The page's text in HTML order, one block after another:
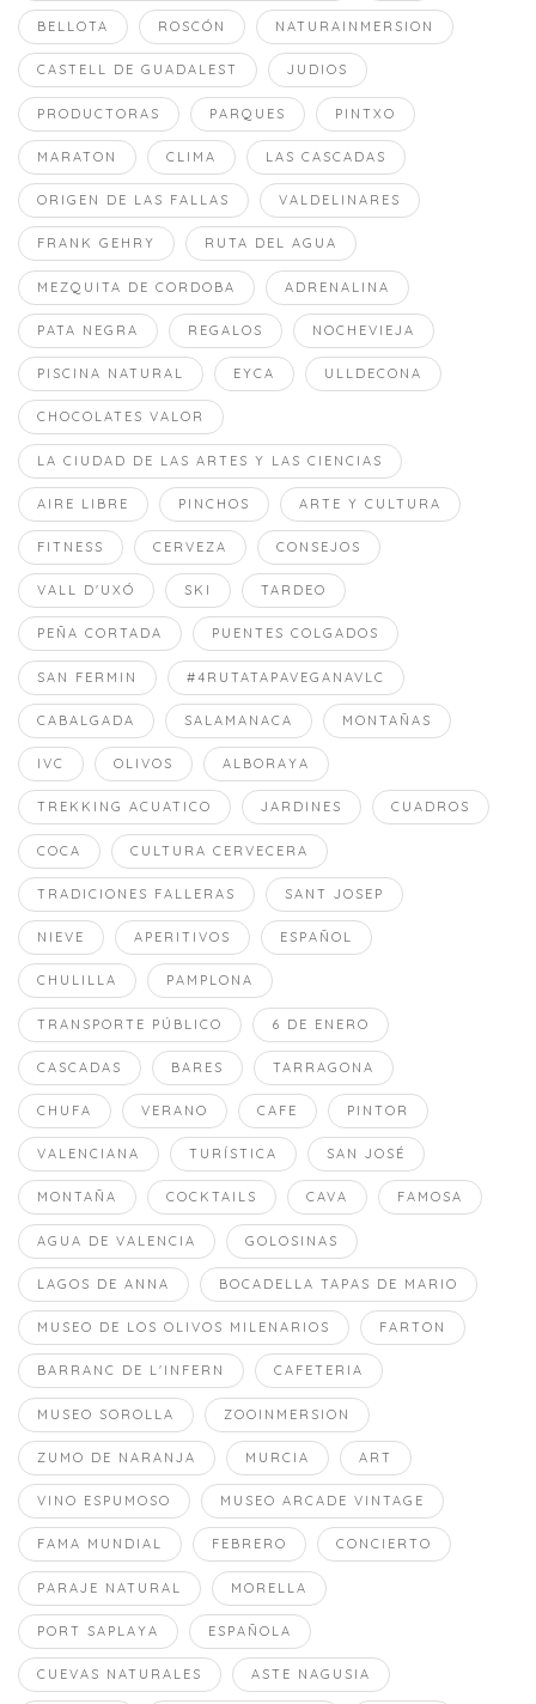
BELLOTA ROSCÓN NATURAINMERSION
CASTELL DE GUADALEST JUDIOS
PRODUCTORAS PARQUES PINTXO
MARATON CLIMA LAS CASCADAS
ORIGEN DE LAS FALLAS VALDELINARES
FRANK GEHRY RUTA DEL AGUA
MEZQUITA DE CORDOBA ADRENALINA
PATA NEGRA REGALOS NOCHEVIEJA
PISCINA NATURAL EYCA ULLDECONA
CHOCOLATES VALOR
LA CIUDAD DE LAS ARTES Y LAS CIENCIAS
AIRE LIBRE PINCHOS ARTE Y CULTURA
FITNESS CERVEZA CONSEJOS
VALL D'UXÓ SKI TARDEO
PEÑA CORTADA PUENTES COLGADOS
SAN FERMIN #4RUTATAPAVEGANAVLC
CABALGADA SALAMANACA MONTAÑAS
IVC OLIVOS ALBORAYA
TREKKING ACUATICO JARDINES CUADROS
COCA CULTURA CERVECERA
TRADICIONES FALLERAS SANT JOSEP
NIEVE APERITIVOS ESPAÑOL
CHULILLA PAMPLONA
TRANSPORTE PÚBLICO 6 DE ENERO
CASCADAS BARES TARRAGONA
CHUFA VERANO CAFE PINTOR
VALENCIANA TURÍSTICA SAN JOSÉ
MONTAÑA COCKTAILS CAVA FAMOSA
AGUA DE VALENCIA GOLOSINAS
LAGOS DE ANNA BOCADELLA TAPAS DE MARIO
MUSEO DE LOS OLIVOS MILENARIOS FARTON
BARRANC DE L'INFERN CAFETERIA
MUSEO SOROLLA ZOOINMERSION
ZUMO DE NARANJA MURCIA ART
VINO ESPUMOSO MUSEO ARCADE VINTAGE
FAMA MUNDIAL FEBRERO CONCIERTO
PARAJE NATURAL MORELLA
PORT SAPLAYA ESPAÑOLA
CUEVAS NATURALES ASTE NAGUSIA